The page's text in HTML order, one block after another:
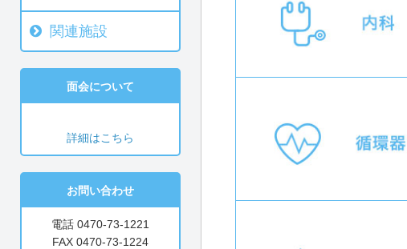
関連施設
面会について
詳細はこちら
お問い合わせ
電話 0470-73-1221
FAX 0470-73-1224